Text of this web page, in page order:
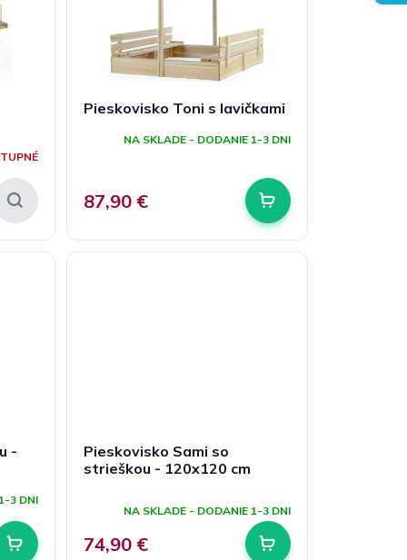
Pieskovisko Toni s lavičkami
NA SKLADE - DODANIE 1-3 DNI
87,90 €
-
3 DNI
Pieskovisko Sami so
strieškou - 120x120 cm
hodnotenie
je
5,0
NA SKLADE - DODANIE 1-3 DNI
74,90 €